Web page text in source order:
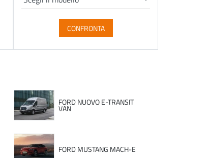
CONFRONTA
FORD NUOVO E-TRANSIT
VAN
FORD MUSTANG MACH-E